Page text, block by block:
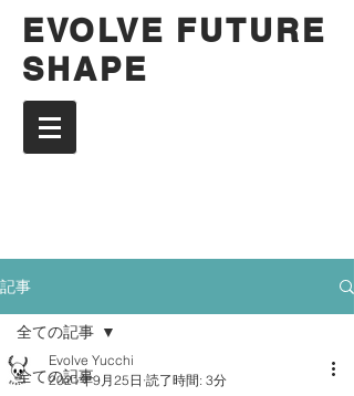
EVOLVE FUTURE
SHAPE
記事
全ての記事
全ての記事
Evolve Yucchi
2021年9月25日 読了時間: 3分